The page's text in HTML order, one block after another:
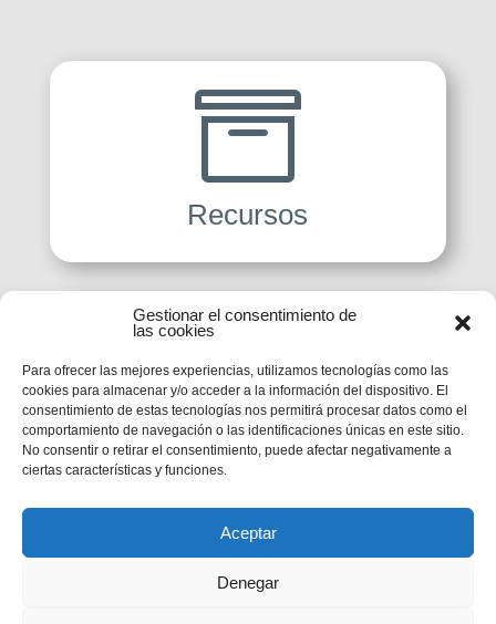
Gestionar el consentimiento de
las cookies
Para ofrecer las mejores experiencias, utilizamos tecnologías como las
cookies para almacenar y/o acceder a la información del dispositivo. El
consentimiento de estas tecnologías nos permitirá procesar datos como el
comportamiento de navegación o las identificaciones únicas en este sitio.
No consentir o retirar el consentimiento, puede afectar negativamente a
ciertas características y funciones.
Aceptar
Denegar

Recursos

Pastoral Juvenil